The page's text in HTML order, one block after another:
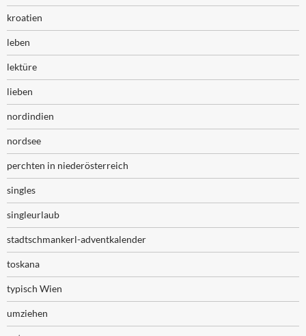
kroatien
leben
lektüre
lieben
nordindien
nordsee
perchten in niederösterreich
singles
singleurlaub
stadtschmankerl-adventkalender
toskana
typisch Wien
umziehen